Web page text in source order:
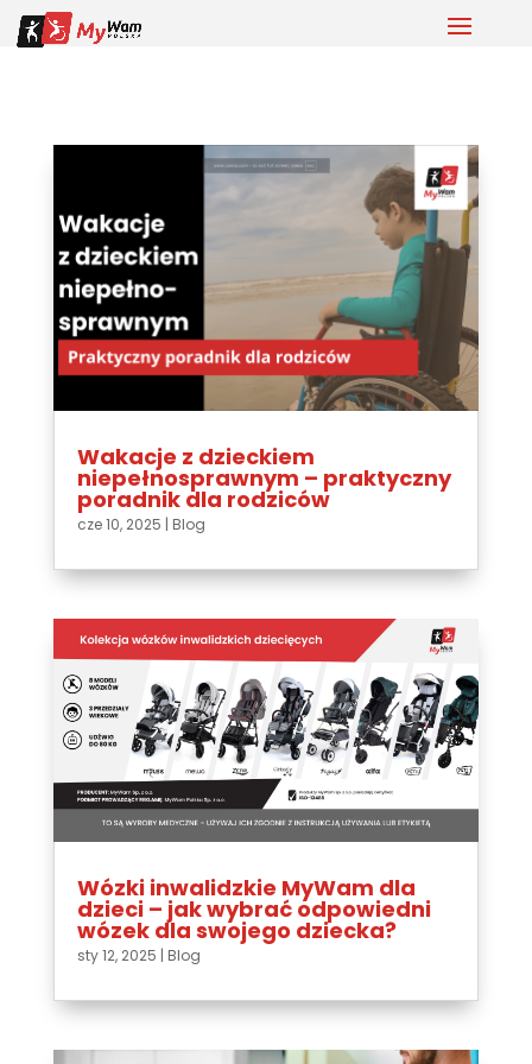
Wakacje z dzieckiem
niepełnosprawnym – praktyczny
poradnik dla rodziców
cze 10, 2025 | Blog
Wózki inwalidzkie MyWam dla
dzieci – jak wybrać odpowiedni
wózek dla swojego dziecka?
sty 12, 2025 | Blog